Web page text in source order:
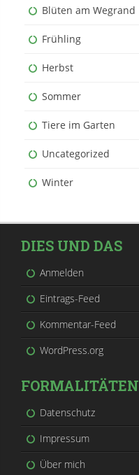
Blüten am Wegrand
Frühling
Herbst
Sommer
Tiere im Garten
Uncategorized
Winter
DIES UND DAS
Anmelden
Eintrags-Feed
Kommentar-Feed
WordPress.org
FORMALITÄTEN
Datenschutz
Impressum
Über mich